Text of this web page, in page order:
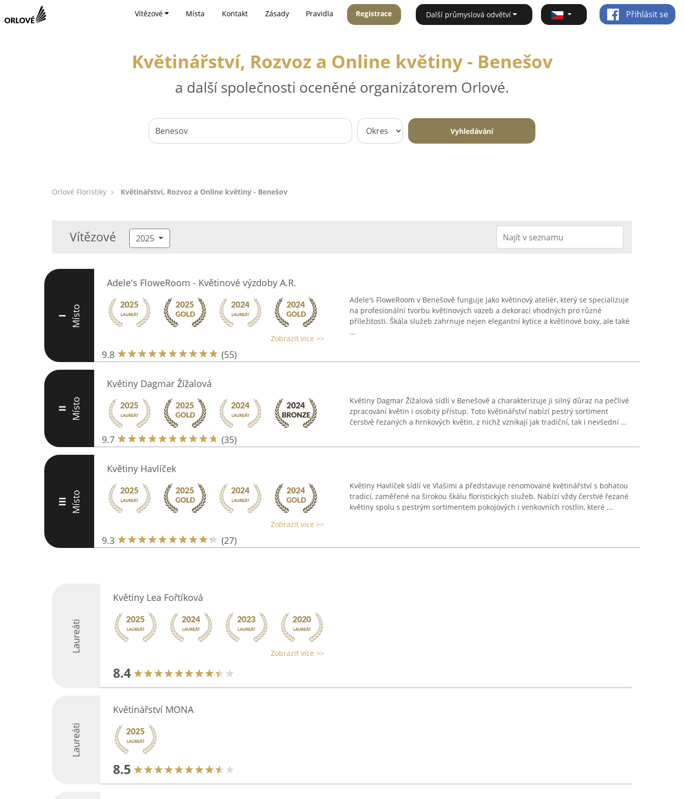
Vítězové Místa Kontakt Zásady Pravidla Registrace Další průmyslová odvětví Přihlásit se
Květinářství, Rozvoz a Online květiny - Benešov
a další společnosti oceněné organizátorem Orlové.
Vyhledávání
Orlové Floristiky Květinářství, Rozvoz a Online květiny - Benešov
Vítězové 2025
I Místo
Adele's FloweRoom - Květinové výzdoby A.R.
Zobrazit více >>
9.8 (55)
Adele's FloweRoom v Benešově funguje jako květinový ateliér, který se specializuje
na profesionální tvorbu květinových vazeb a dekorací vhodných pro různé
příležitosti. Škála služeb zahrnuje nejen elegantní kytice a květinové boxy, ale také
...
II Místo
Květiny Dagmar Žížalová
9.7 (35)
Květiny Dagmar Žížalová sídlí v Benešově a charakterizuje ji silný důraz na pečlivé
zpracování květin i osobitý přístup. Toto květinářství nabízí pestrý sortiment
čerstvě řezaných a hrnkových květin, z nichž vznikají jak tradiční, tak i nevšední ...
III Místo
Květiny Havlíček
Zobrazit více >>
9.3 (27)
Květiny Havlíček sídlí ve Vlašimi a představuje renomované květinářství s bohatou
tradicí, zaměřené na širokou škálu floristických služeb. Nabízí vždy čerstvé řezané
květiny spolu s pestrým sortimentem pokojových i venkovních rostlin, které ...
Laureáti
Květiny Lea Fořtíková
Zobrazit více >>
8.4
Laureáti
Květinářství MONA
8.5